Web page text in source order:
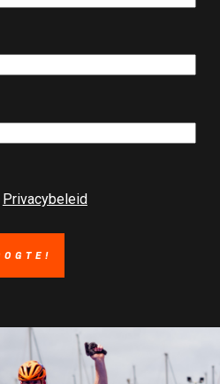
Privacybeleid